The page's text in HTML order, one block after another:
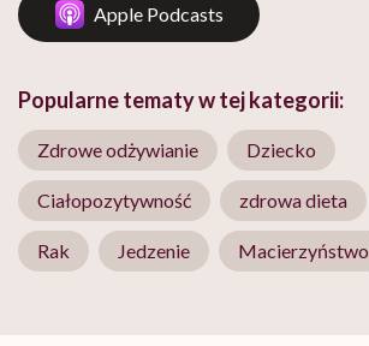
Apple Podcasts
Popularne tematy w tej kategorii:
Zdrowe odżywianie Dziecko
Ciałopozytywność zdrowa dieta
Rak Jedzenie Macierzyństwo